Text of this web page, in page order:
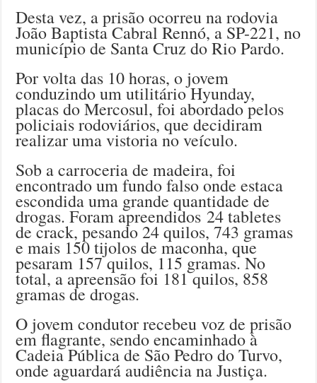
Desta vez, a prisão ocorreu na rodovia
João Baptista Cabral Rennó, a SP-221, no
município de Santa Cruz do Rio Pardo.
Por volta das 10 horas, o jovem
conduzindo um utilitário Hyunday,
placas do Mercosul, foi abordado pelos
policiais rodoviários, que decidiram
realizar uma vistoria no veículo.
Sob a carroceria de madeira, foi
encontrado um fundo falso onde estaca
escondida uma grande quantidade de
drogas. Foram apreendidos 24 tabletes
de crack, pesando 24 quilos, 743 gramas
e mais 150 tijolos de maconha, que
pesaram 157 quilos, 115 gramas. No
total, a apreensão foi 181 quilos, 858
gramas de drogas.
O jovem condutor recebeu voz de prisão
em flagrante, sendo encaminhado à
Cadeia Pública de São Pedro do Turvo,
onde aguardará audiência na Justiça.